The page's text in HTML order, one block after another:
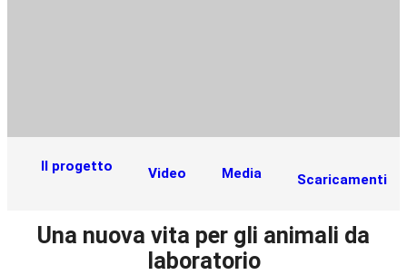
Il progetto Video Media Scaricamenti
Una nuova vita per gli animali da
laboratorio